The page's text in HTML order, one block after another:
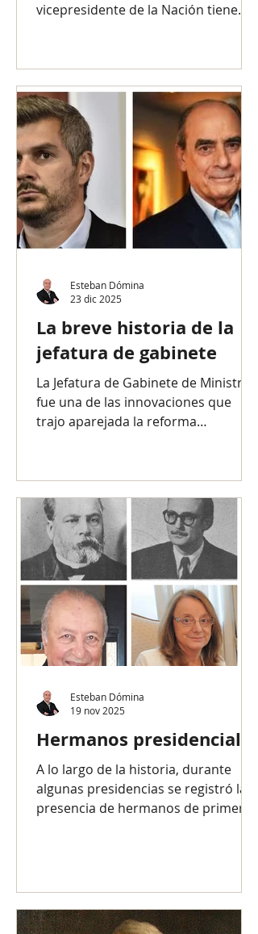
vicepresidente de la Nación tiene
ninguna función específica, salvo la
titularidad del Senado de la Nación.
Desde la eliminación del Colegio
Electoral es electo por la misma
cantidad de votos que el titular del
Poder Ejecutivo y cuando lo
reemplaza tiene las mismas
facultades que este. Tal vez por ese
diseño supletorio, pocos
vicepresidentes son recordados
La breve historia de la
jefatura de gabinete
La Jefatura de Gabinete de Ministros
fue una de las innovaciones que
trajo aparejada la reforma
Carlos Saúl Menem y el expresidente
Raúl Alfonsín suscribieron un
acuerdo conocido como Pacto de
Olivos, donde se convino modificar
la Constitución Nacional con una
serie de reformas que incluían la
posibilidad de la reelección
inmediata del presidente, objetivo
principal de Menem. A cambio, el
líder radical logró introduc
Esteban Dómina
23 dic 2025
Hermanos presidenciales
A lo largo de la historia, durante
algunas presidencias se registró la
presencia de hermanos de primeros
quien. Veamos una sucinta reseña
de algunos casos. Durante las
Esteban Dómina
19 nov 2025